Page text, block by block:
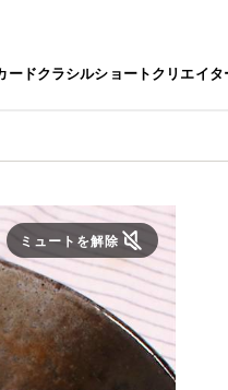
ードクラシルショートクリエイタ
ミュートを解除